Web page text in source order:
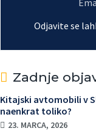
Odjavite se
Zadnje
Kitajski avtomobili v
naenkrat toliko?
23. MARCA, 2026